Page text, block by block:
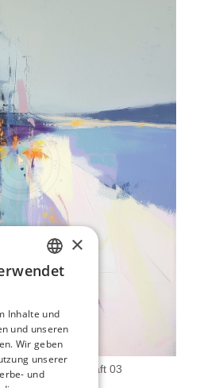
Landschaft 03
ENGLISH
GERMAN
FRENCH
×
Inhalte und
und unseren
Wir geben
unserer
und